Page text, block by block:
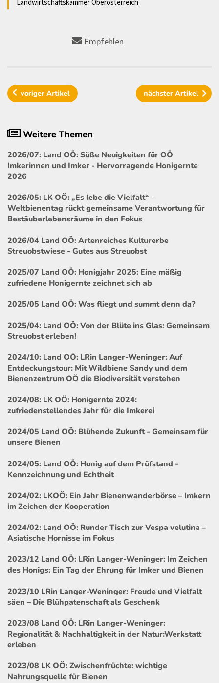
Landwirtschaftskammer Oberösterreich
Empfehlen
vorigerArtikel nächster Artikel
Weitere Themen
2026/07: Land OÖ: Süße Neuigkeiten für OÖ
Imkerinnen und Imker - Hervorragende Honigernte
2026
2026/05: LK OÖ: „Es lebe die Vielfalt“ –
Weltbienentag rückt gemeinsame Verantwortung für
Bestäuberlebensräume in den Fokus
2026/04 Land OÖ: Artenreiches Kulturerbe
Streuobstwiese - Gutes aus Streuobst
2025/07 Land OÖ: Honigjahr 2025: Eine mäßig
zufriedene Honigernte zeichnet sich ab
2025/05 Land OÖ: Was fliegt und summt denn da?
2025/04: Land OÖ: Von der Blüte ins Glas: Gemeinsam
Streuobst erleben!
2024/10: Land OÖ: LRin Langer-Weninger: Auf
Entdeckungstour: Mit Wildbiene Sandy und dem
Bienenzentrum OÖ die Biodiversität verstehen
2024/08: LK OÖ: Honigernte 2024:
zufriedenstellendes Jahr für die Imkerei
2024/05 Land OÖ: Blühende Zukunft - Gemeinsam für
unsere Bienen
2024/05: Land OÖ: Honig auf dem Prüfstand -
Kennzeichnung und Echtheit
2024/02: LKOÖ: Ein Jahr Bienenwanderbörse – Imkern
im Zeichen der Kooperation
2024/02: Land OÖ: Runder Tisch zur Vespa velutina –
Asiatische Hornisse im Fokus
2023/12 Land OÖ: LRin Langer-Weninger: Im Zeichen
des Honigs: Ein Tag der Ehrung für Imker und Bienen
2023/10 LRin Langer-Weninger: Freude und Vielfalt
säen – Die Blühpatenschaft als Geschenk
2023/08 Land OÖ: LRin Langer-Weninger:
Regionalität & Nachhaltigkeit in der Natur:Werkstatt
erleben
2023/08 LK OÖ: Zwischenfrüchte: wichtige
Nahrungsquelle für Bienen